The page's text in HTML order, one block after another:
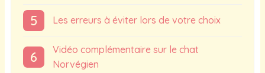
Les erreurs à éviter lors de votre choix
Vidéo complémentaire sur le chat
Norvégien